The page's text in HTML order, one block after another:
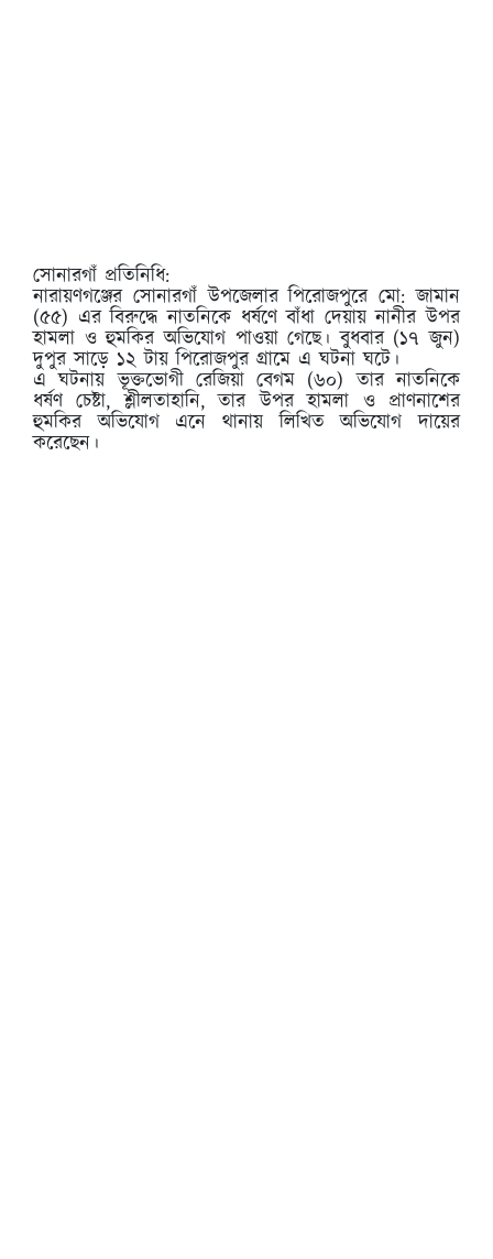
সোনারগাঁ প্রতিনিধি:
নারায়ণগঞ্জের সোনারগাঁ উপজেলার পিরোজপুরে মো: জামান
(৫৫) এর বিরুদ্ধে নাতনিকে ধর্ষণে বাঁধা দেয়ায় নানীর উপর
হামলা ও হুমকির অভিযোগ পাওয়া গেছে। বুধবার (১৭ জুন)
দুপুর সাড়ে ১২ টায় পিরোজপুর গ্রামে এ ঘটনা ঘটে।
এ ঘটনায় ভূক্তভোগী রেজিয়া বেগম (৬০) তার নাতনিকে
ধর্ষণ চেষ্টা, শ্লীলতাহানি, তার উপর হামলা ও প্রাণনাশের
হুমকির অভিযোগ এনে থানায় লিখিত অভিযোগ দায়ের
করেছেন।